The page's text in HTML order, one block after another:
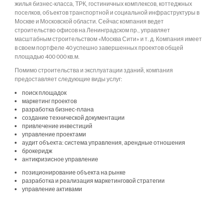
жилья бизнес-класса, ТРК, гостиничных комплексов, коттеджных
поселков, объектов транспортной и социальной инфраструктуры в
Москве и Московской области. Сейчас компания ведет
строительство офисов на Ленинградском пр., управляет
масштабным строительством «Москва Сити» и т. д. Компания имеет
в своем портфеле 40 успешно завершенных проектов общей
площадью 400 000 кв.м.
Помимо строительства и эксплуатации зданий, компания
предоставляет следующие виды услуг:
поиск площадок
маркетинг проектов
разработка бизнес-плана
создание технической документации
привлечение инвестиций
управление проектами
аудит объекта: система управления, арендные отношения
брокеридж
антикризисное управление
позиционирование объекта на рынке
разработка и реализация маркетинговой стратегии
управление активами